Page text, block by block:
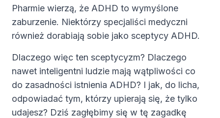
Pharmie wierzą, że ADHD to wymyślone
zaburzenie. Niektórzy specjaliści medyczni
również dorabiają sobie jako sceptycy ADHD.
Dlaczego więc ten sceptycyzm? Dlaczego
nawet inteligentni ludzie mają wątpliwości co
do zasadności istnienia ADHD? I jak, do licha,
odpowiadać tym, którzy upierają się, że tylko
udajesz? Dziś zagłębimy się w tę zagadkę